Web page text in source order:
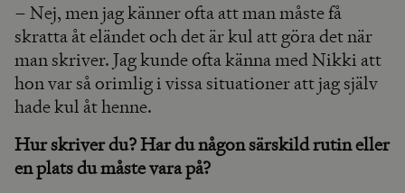
– Nej, men jag känner ofta att man måste få
skratta åt eländet och det är kul att göra det när
man skriver. Jag kunde ofta känna med Nikki att
hon var så orimlig i vissa situationer att jag själv
hade kul åt henne.
Hur skriver du? Har du någon särskild rutin eller
en plats du måste vara på?